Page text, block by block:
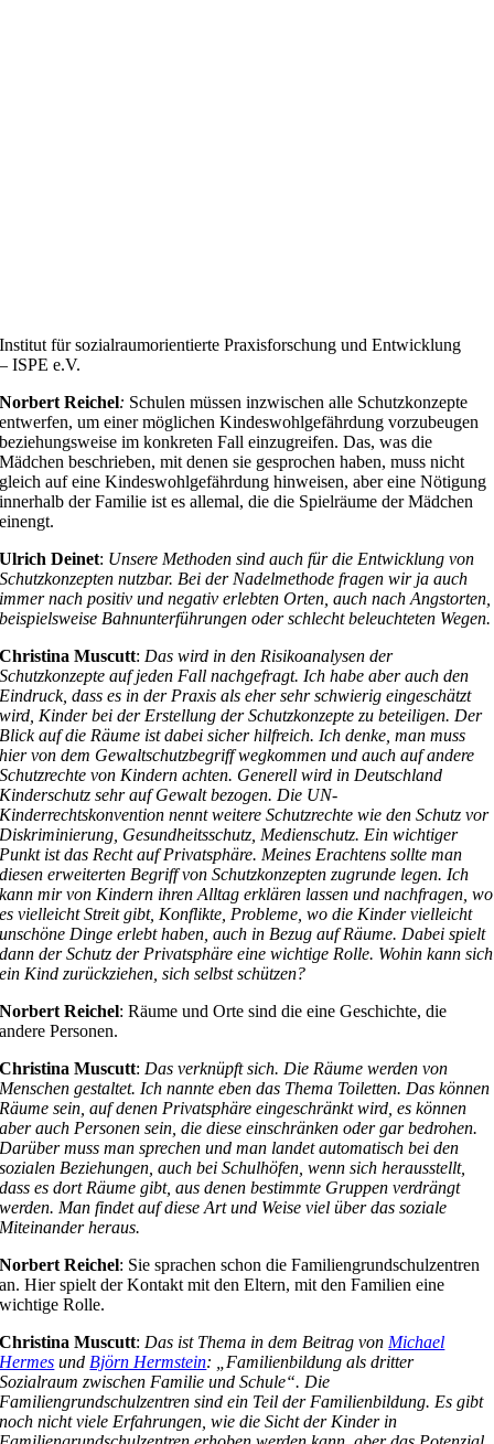
Institut für sozialraumorientierte Praxisforschung und Entwicklung
– ISPE e.V.
Norbert Reichel: Schulen müssen inzwischen alle Schutzkonzepte
entwerfen, um einer möglichen Kindeswohlgefährdung vorzubeugen
beziehungsweise im konkreten Fall einzugreifen. Das, was die
Mädchen beschrieben, mit denen sie gesprochen haben, muss nicht
gleich auf eine Kindeswohlgefährdung hinweisen, aber eine Nötigung
innerhalb der Familie ist es allemal, die die Spielräume der Mädchen
einengt.
Ulrich Deinet: Unsere Methoden sind auch für die Entwicklung von
Schutzkonzepten nutzbar. Bei der Nadelmethode fragen wir ja auch
immer nach positiv und negativ erlebten Orten, auch nach Angstorten,
beispielsweise Bahnunterführungen oder schlecht beleuchteten Wegen.
Christina Muscutt: Das wird in den Risikoanalysen der
Schutzkonzepte auf jeden Fall nachgefragt. Ich habe aber auch den
Eindruck, dass es in der Praxis als eher sehr schwierig eingeschätzt
wird, Kinder bei der Erstellung der Schutzkonzepte zu beteiligen. Der
Blick auf die Räume ist dabei sicher hilfreich. Ich denke, man muss
hier von dem Gewaltschutzbegriff wegkommen und auch auf andere
Schutzrechte von Kindern achten. Generell wird in Deutschland
Kinderschutz sehr auf Gewalt bezogen. Die UN-
Kinderrechtskonvention nennt weitere Schutzrechte wie den Schutz vor
Diskriminierung, Gesundheitsschutz, Medienschutz. Ein wichtiger
Punkt ist das Recht auf Privatsphäre. Meines Erachtens sollte man
diesen erweiterten Begriff von Schutzkonzepten zugrunde legen. Ich
kann mir von Kindern ihren Alltag erklären lassen und nachfragen, wo
es vielleicht Streit gibt, Konflikte, Probleme, wo die Kinder vielleicht
unschöne Dinge erlebt haben, auch in Bezug auf Räume. Dabei spielt
dann der Schutz der Privatsphäre eine wichtige Rolle. Wohin kann sich
ein Kind zurückziehen, sich selbst schützen?
Norbert Reichel: Räume und Orte sind die eine Geschichte, die
andere Personen.
Christina Muscutt: Das verknüpft sich. Die Räume werden von
Menschen gestaltet. Ich nannte eben das Thema Toiletten. Das können
Räume sein, auf denen Privatsphäre eingeschränkt wird, es können
aber auch Personen sein, die diese einschränken oder gar bedrohen.
Darüber muss man sprechen und man landet automatisch bei den
sozialen Beziehungen, auch bei Schulhöfen, wenn sich herausstellt,
dass es dort Räume gibt, aus denen bestimmte Gruppen verdrängt
werden. Man findet auf diese Art und Weise viel über das soziale
Miteinander heraus.
Norbert Reichel: Sie sprachen schon die Familiengrundschulzentren
an. Hier spielt der Kontakt mit den Eltern, mit den Familien eine
wichtige Rolle.
Christina Muscutt: Das ist Thema in dem Beitrag von Michael
Hermes und Björn Hermstein: „Familienbildung als dritter
Sozialraum zwischen Familie und Schule“. Die
Familiengrundschulzentren sind ein Teil der Familienbildung. Es gibt
noch nicht viele Erfahrungen, wie die Sicht der Kinder in